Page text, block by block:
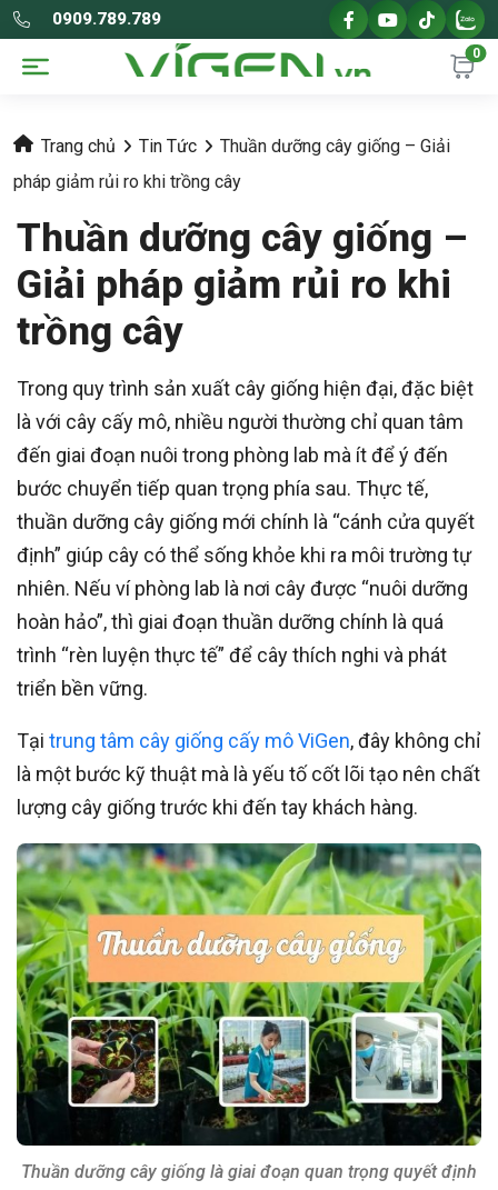
0909.789.789
0
Trang chủ Tin Tức
Thuần dưỡng cây giống – Giải
pháp giảm rủi ro khi trồng cây
Thuần dưỡng cây giống –
Giải pháp giảm rủi ro khi
trồng cây
Trong quy trình sản xuất cây giống hiện đại, đặc biệt
là với cây cấy mô, nhiều người thường chỉ quan tâm
đến giai đoạn nuôi trong phòng lab mà ít để ý đến
bước chuyển tiếp quan trọng phía sau. Thực tế,
thuần dưỡng cây giống mới chính là “cánh cửa quyết
định” giúp cây có thể sống khỏe khi ra môi trường tự
nhiên. Nếu ví phòng lab là nơi cây được “nuôi dưỡng
hoàn hảo”, thì giai đoạn thuần dưỡng chính là quá
trình “rèn luyện thực tế” để cây thích nghi và phát
triển bền vững.
Tại trung tâm cây giống cấy mô ViGen, đây không chỉ
là một bước kỹ thuật mà là yếu tố cốt lõi tạo nên chất
lượng cây giống trước khi đến tay khách hàng.
Thuần dưỡng cây giống là giai đoạn quan trọng quyết định